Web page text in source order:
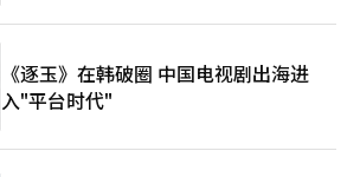
《逐玉》在韩破圈 中国电视剧出海进
入"平台时代"